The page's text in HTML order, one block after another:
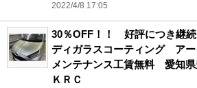
2022/4/8 17:05
30％OFF！！ 好評につき継
ディガラスコーティング ア
メンテナンス工賃無料 愛知
ＫＲＣ